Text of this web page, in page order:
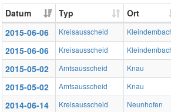
Datum Typ
Ort
2015-06-06
Kreisausscheid
2015-06-06 Kreisausscheid
2015-05-02 Amtsausscheid Knau
2015-05-02 Amtsausscheid Knau
2014-06-14 Kreisausscheid Neunhofen